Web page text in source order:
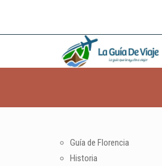
Guía de Florencia
Historia